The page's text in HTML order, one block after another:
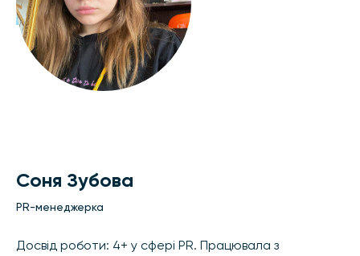
Соня Зубова
PR-менеджерка
Досвід роботи: 4+ у сфері PR. Працювала з